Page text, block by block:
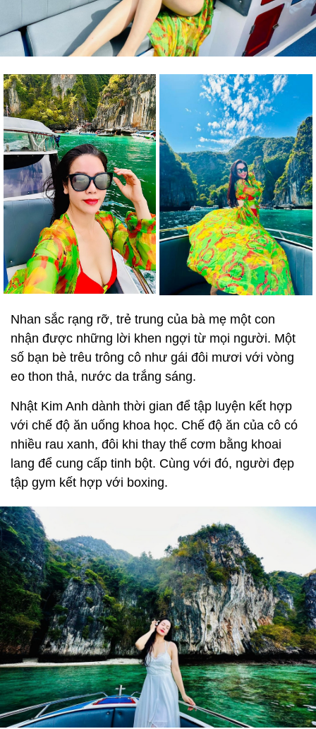
Nhan sắc rạng rỡ, trẻ trung của bà mẹ một con
nhận được những lời khen ngợi từ mọi người. Một
số bạn bè trêu trông cô như gái đôi mươi với vòng
eo thon thả, nước da trắng sáng.
Nhật Kim Anh dành thời gian để tập luyện kết hợp
với chế độ ăn uống khoa học. Chế độ ăn của cô có
nhiều rau xanh, đôi khi thay thế cơm bằng khoai
lang để cung cấp tinh bột. Cùng với đó, người đẹp
tập gym kết hợp với boxing.